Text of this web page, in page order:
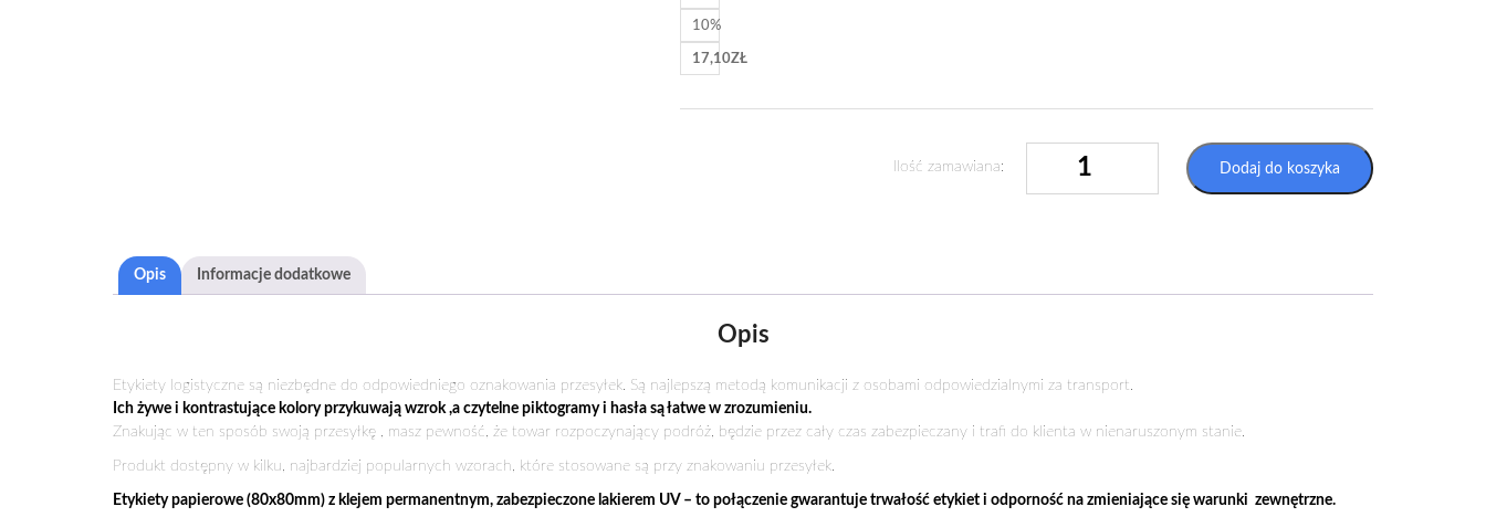
10%
17,10ZŁ
Ilość zamawiana:
ETYKIETA
LOGISTYCZNA
Dodaj do koszyka
Opis Informacje dodatkowe
Opis
Etykiety logistyczne są niezbędne do odpowiedniego oznakowania przesyłek. Są najlepszą metodą komunikacji z osobami odpowiedzialnymi za transport.
Ich żywe i kontrastujące kolory przykuwają wzrok ,a czytelne piktogramy i hasła są łatwe w zrozumieniu.
Znakując w ten sposób swoją przesyłkę , masz pewność, że towar rozpoczynający podróż, będzie przez cały czas zabezpieczany i trafi do klienta w nienaruszonym stanie.
Produkt dostępny w kilku, najbardziej popularnych wzorach, które stosowane są przy znakowaniu przesyłek.
Etykiety papierowe (80x80mm) z klejem permanentnym, zabezpieczone lakierem UV – to połączenie gwarantuje trwałość etykiet i odporność na zmieniające się warunki zewnętrzne.